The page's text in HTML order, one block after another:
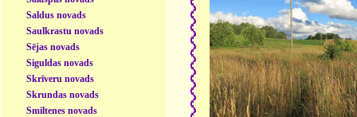
Saldus novads
Saulkrastu novads
Sējas novads
Siguldas novads
Skrīveru novads
Skrundas novads
Smiltenes novads